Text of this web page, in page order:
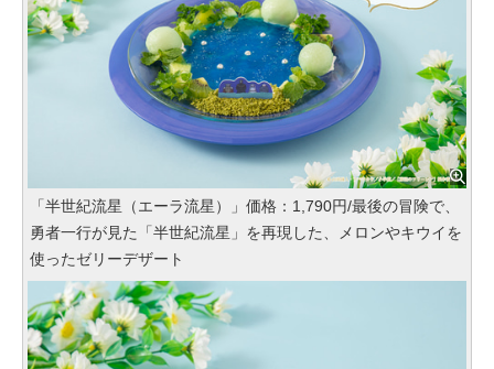
「半世紀流星（エーラ流星）」価格：1,790円/最後の冒険で、
勇者一行が見た「半世紀流星」を再現した、メロンやキウイを
使ったゼリーデザート